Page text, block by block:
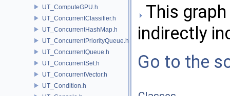
UT_ComputeGPU.h
UT_ConcurrentClassifier.h
UT_ConcurrentHashMap.h
UT_ConcurrentPriorityQueue.h
UT_ConcurrentQueue.h
UT_ConcurrentSet.h
UT_ConcurrentVector.h
UT_Condition.h
This
indirectly
Go to the